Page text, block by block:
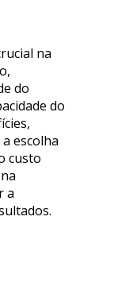
na
do
do
escolha
custo
a